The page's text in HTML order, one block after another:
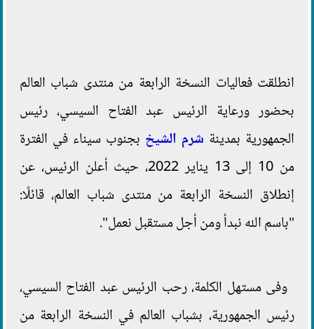
انطلقت فعاليات النسخة الرابعة من منتدى شباب العالم
بحضور ورعاية الرئيس عبد الفتاح السيسي، رئيس
الجمهورية بمدينة شرم الشيخ بجنوب سيناء في الفترة
من 10 إلى 13 يناير 2022، حيث أعلن الرئيس، عن
إنطلاق النسخة الرابعة من منتدى شباب العالم، قائلًا:
"باسم الله نبدأ ومن أجل مستقبل نعمل".
وفى مستهل الكلمة، رحب الرئيس عبد الفتاح السيسي،
رئيس الجمهورية، بشباب العالم في النسخة الرابعة من